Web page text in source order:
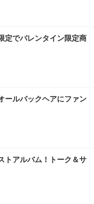
定でバレンタイン限定商
ールバックヘアにファン
トアルバム！トーク＆サ